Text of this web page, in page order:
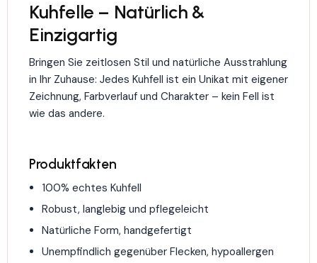
Kuhfelle – Natürlich &
Einzigartig
Bringen Sie zeitlosen Stil und natürliche Ausstrahlung
in Ihr Zuhause: Jedes Kuhfell ist ein Unikat mit eigener
Zeichnung, Farbverlauf und Charakter – kein Fell ist
wie das andere.
Produktfakten
100% echtes Kuhfell
Robust, langlebig und pflegeleicht
Natürliche Form, handgefertigt
Unempfindlich gegenüber Flecken, hypoallergen